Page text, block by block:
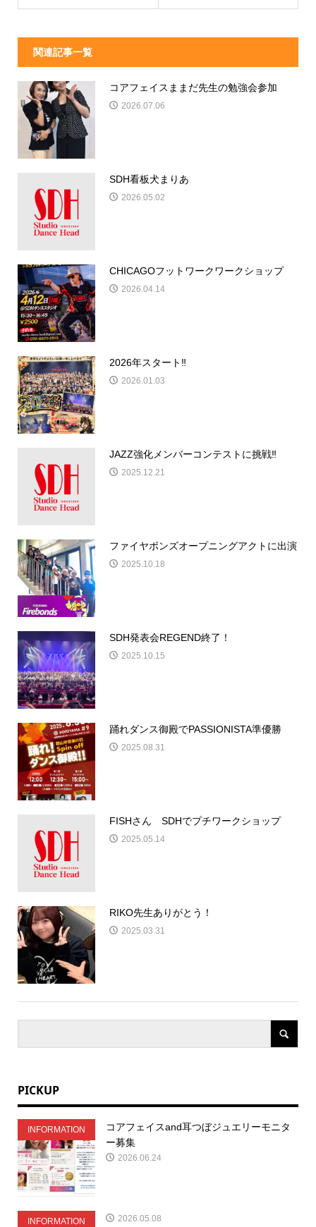
関連記事一覧
コアフェイスままだ先生の勉強会参加
2026.07.06
SDH看板犬まりあ
2026.05.02
CHICAGOフットワークワークショップ
2026.04.14
2026年スタート‼️
2026.01.03
JAZZ強化メンバーコンテストに挑戦‼️
2025.12.21
ファイヤボンズオープニングアクトに出演
2025.10.18
SDH発表会REGEND終了！
2025.10.15
踊れダンス御殿でPASSIONISTA準優勝
2025.08.31
FISHさん SDHでプチワークショップ
2025.05.14
RIKO先生ありがとう！
2025.03.31
PICKUP
INFORMATION
コアフェイスand耳つぼジュエリーモニタ
ー募集
2026.06.24
INFORMATION 2026.05.08